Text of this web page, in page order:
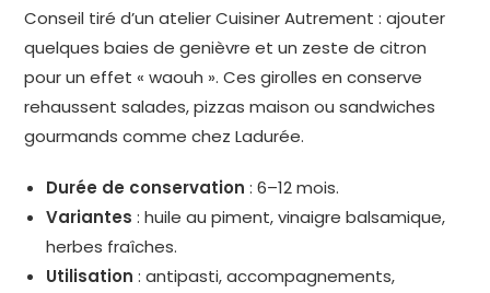
Conseil tiré d’un atelier Cuisiner Autrement : ajouter
quelques baies de genièvre et un zeste de citron
pour un effet « waouh ». Ces girolles en conserve
rehaussent salades, pizzas maison ou sandwiches
gourmands comme chez Ladurée.
Durée de conservation : 6–12 mois.
Variantes : huile au piment, vinaigre balsamique,
herbes fraîches.
Utilisation : antipasti, accompagnements,